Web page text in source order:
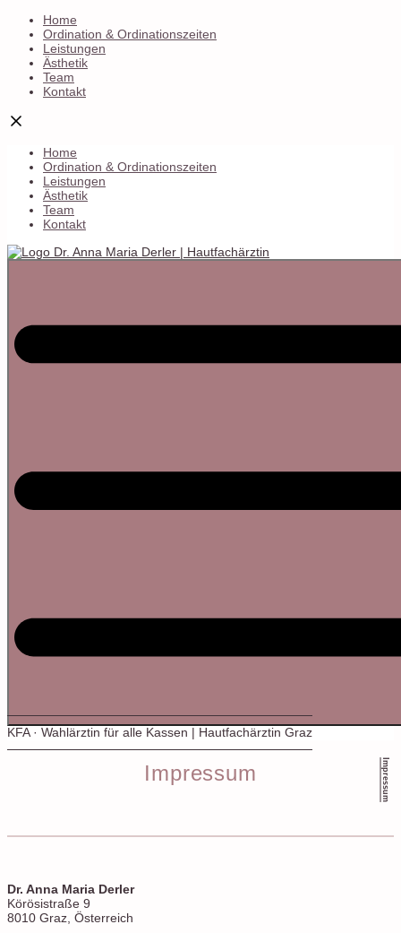
Home
Ordination & Ordinationszeiten
Leistungen
Ästhetik
Team
Kontakt
Home
Ordination & Ordinationszeiten
Leistungen
Ästhetik
Team
Kontakt
KFA · Wahlärztin für alle Kassen | Hautfachärztin Graz
Impressum
Impressum
Dr. Anna Maria Derler
Körösistraße 9
8010 Graz, Österreich